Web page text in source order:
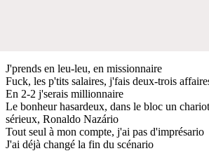
J'prends en leu-leu, en missionnaire
Fuck, les p'tits salaires, j'fais deux-trois
En 2-2 j'serais millionnaire
Le bonheur hasardeux, dans le bloc un
sérieux, Ronaldo Nazário
Tout seul à mon compte, j'ai pas d'imprésario
J'ai déjà changé la fin du scénario